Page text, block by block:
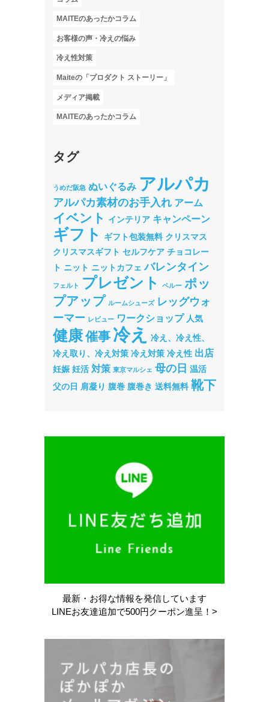
MAITEのあったかコラム
お客様の声・冷えの悩み
冷え性対策
Maiteの「プロダクト ストーリー」
メディア掲載
MAITEのあったかコラム
タグ
うめだ阪急 ぬいぐるみ アルパカ
アルパカ素材のお手入れ アーム
イベント インテリア キャンペーン
ギフト ギフト包装無料 クリスマス
クリスマスギフト セルフケア チョコレー
ト ニット ニットカフェ バレンタイン
フェルト プレゼント ペルー ポッ
プアップ ルームシューズ レッグウォ
ーマー レビュー ワークショップ 人気
健康催事 冷え
冷え、冷え性、
冷え取り、冷え対策 冷え対策 冷え性 出店
妊娠 妊活 対策 東京マルシェ 母の日 温活
父の日 肩凝り 腹巻 腹巻き 送料無料 靴下
最新・お得な情報を発信しています
LINEお友達追加で500円クーポン進呈！>